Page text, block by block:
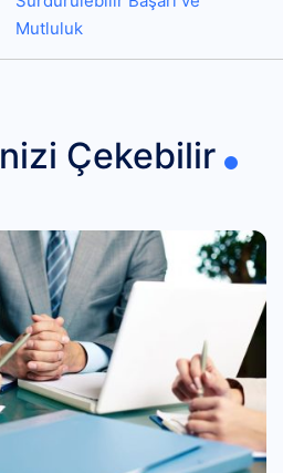
Mutluluk
Çekebilir